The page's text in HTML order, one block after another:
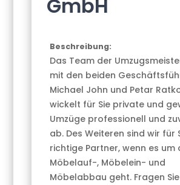
GmbH
Beschreibung:
Das Team der
mit den beiden
Michael John und Petar
wickelt für Sie private und
Umzüge professionell und
ab. Des Weiteren sind wir für
richtige Partner, wenn es um
Möbelauf-, Möbelein- und
Möbelabbau geht. Fragen